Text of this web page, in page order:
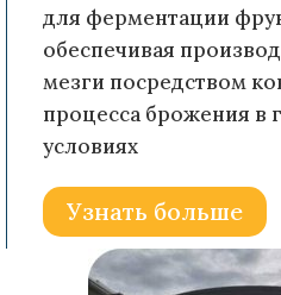
для ферментации
обеспечивая
мезги посредством
процесса брожения в
условиях
Узнать больше